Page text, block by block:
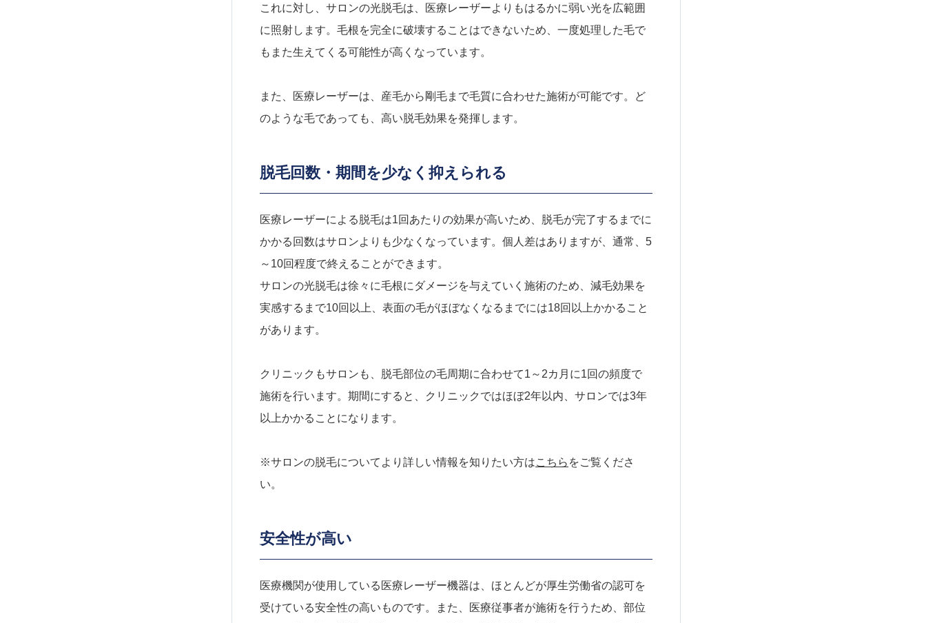
これに対し、サロンの光脱毛は、医療レーザーよりもはるかに弱い光を広範囲
に照射します。毛根を完全に破壊することはできないため、一度処理した毛で
もまた生えてくる可能性が高くなっています。
また、医療レーザーは、産毛から剛毛まで毛質に合わせた施術が可能です。ど
のような毛であっても、高い脱毛効果を発揮します。
脱毛回数・期間を少なく抑えられる
医療レーザーによる脱毛は1回あたりの効果が高いため、脱毛が完了するまでに
かかる回数はサロンよりも少なくなっています。個人差はありますが、通常、5
～10回程度で終えることができます。
サロンの光脱毛は徐々に毛根にダメージを与えていく施術のため、減毛効果を
実感するまで10回以上、表面の毛がほぼなくなるまでには18回以上かかること
があります。
クリニックもサロンも、脱毛部位の毛周期に合わせて1～2カ月に1回の頻度で
施術を行います。期間にすると、クリニックではほぼ2年以内、サロンでは3年
以上かかることになります。
※サロンの脱毛についてより詳しい情報を知りたい方はこちら をご覧くださ
い。
安全性が高い
医療機関が使用している医療レーザー機器は、ほとんどが厚生労働省の認可を
受けている安全性の高いものです。また、医療従事者が施術を行うため、部位